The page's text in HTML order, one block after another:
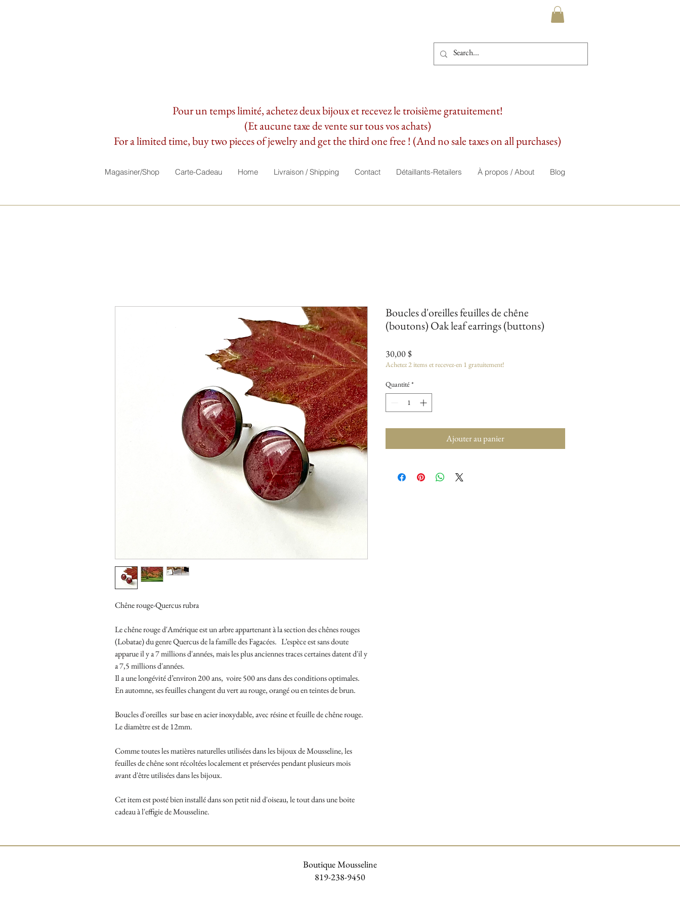
Pour un temps limité, achetez deux bijoux et recevez le troisième gratuitement!
(Et aucune taxe de vente sur tous vos achats)
For a limited time, buy two pieces of jewelry and get the third one free ! (And no sale taxes on all purchases)
Magasiner/Shop Carte-Cadeau Home Livraison / Shipping Contact Détaillants-Retailers À propos / About Blog
Chêne rouge-Quercus rubra
Le chêne rouge d'Amérique est un arbre appartenant à la section des chênes rouges
(Lobatae) du genre Quercus de la famille des Fagacées. L’espèce est sans doute
apparue il y a 7 millions d'années, mais les plus anciennes traces certaines datent d'il y
a 7,5 millions d'années.
Il a une longévité d’environ 200 ans, voire 500 ans dans des conditions optimales.
En automne, ses feuilles changent du vert au rouge, orangé ou en teintes de brun.
Boucles d'oreilles sur base en acier inoxydable, avec résine et feuille de chêne rouge.
Le diamètre est de 12mm.
Comme toutes les matières naturelles utilisées dans les bijoux de Mousseline, les
feuilles de chêne sont récoltées localement et préservées pendant plusieurs mois
avant d'être utilisées dans les bijoux.
Cet item est posté bien installé dans son petit nid d'oiseau, le tout dans une boite
cadeau à l'effigie de Mousseline.
Boucles d'oreilles feuilles de chêne
(boutons) Oak leaf earrings (buttons)
30,00 $Prix
Achetez 2 items et recevez-en 1 gratuitement!
Quantité *
Ajouter au panier
Boutique Mousseline
819-238-9450